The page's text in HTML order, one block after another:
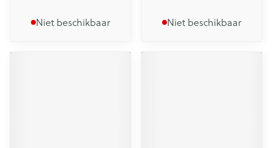
Niet beschikbaar Niet beschikbaar